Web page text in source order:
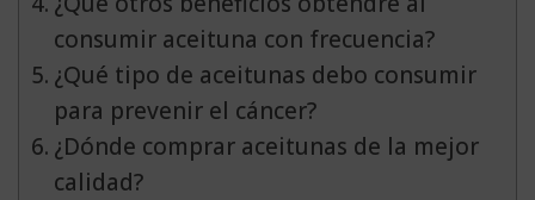
consumir aceituna con frecuencia?
¿Qué tipo de aceitunas debo consumir
para prevenir el cáncer?
¿Dónde comprar aceitunas de la mejor
calidad?